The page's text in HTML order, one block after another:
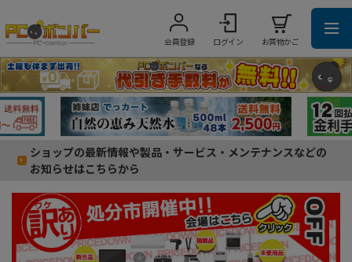
会員登録 ログイン お買物かご
ショップの最新情報や製品・サービス・メンテナンスなどの
お知らせはこちらから